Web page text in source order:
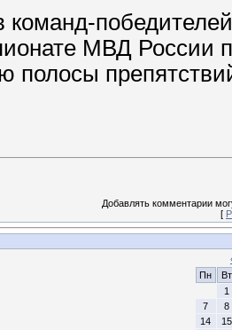
команд-
МВД России
полосы
Добавлять комментарии
[
Пн
Вт
1
7
8
14
15